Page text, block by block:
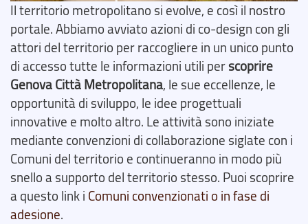
Il territorio metropolitano si evolve, e così il nostro
portale. Abbiamo avviato azioni di co-design con gli
attori del territorio per raccogliere in un unico punto
di accesso tutte le informazioni utili perscoprire
Genova Città Metropolitana, le sue eccellenze, le
opportunità di sviluppo, le idee progettuali
innovative e molto altro. Le attività sono iniziate
mediante convenzioni di collaborazione siglate con i
Comuni del territorio e continueranno in modo più
snello a supporto del territorio stesso. Puoi scoprire
a questo link i Comuni convenzionati o in fase di
adesione.